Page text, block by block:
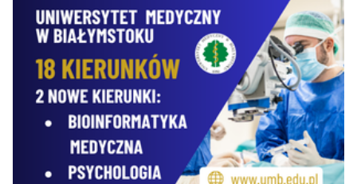
Kochanowskiego w
Kielcach
12 56,9
Uniwersytet Jana
Długosza w
Częstochowie
12 11 52,1
Społeczna Akademia
Nauk w Łodzi
14 13 48,4
Uniwersytet Kaliski
im. Prezydenta
13 14 43,5